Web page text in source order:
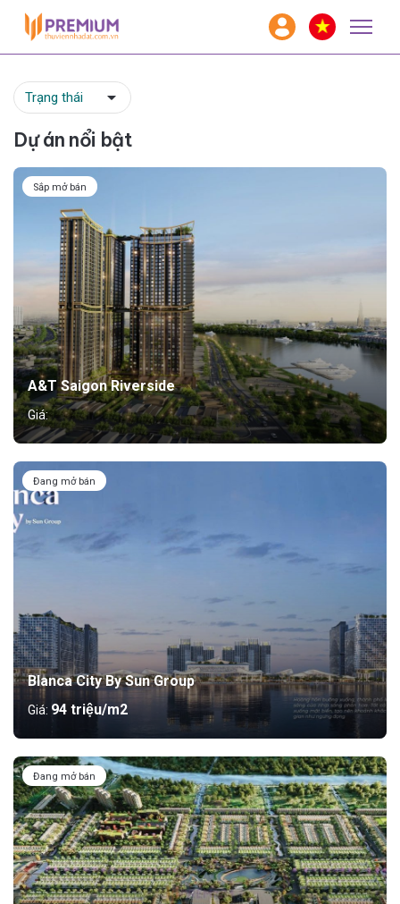
Dự án nổi bật
Sắp mở bán
A&T Saigon Riverside
Giá:
Đang mở bán
Blanca City By Sun Group
Giá: 94 triệu/m2
Đang mở bán